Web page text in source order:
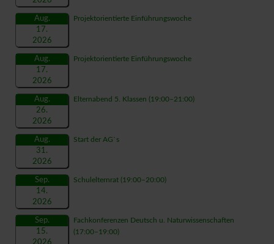
Aug.
17.
2026
Projektorientierte Einführungswoche
Aug.
17.
2026
Projektorientierte Einführungswoche
Aug.
26.
2026
Elternabend 5. Klassen(19:00–21:00)
Aug.
31.
2026
Start der AG`s
Sep.
14.
2026
Schulelternrat(19:00–20:00)
Sep.
15.
2026
Fachkonferenzen Deutsch u. Naturwissenschaften
(17:00–19:00)